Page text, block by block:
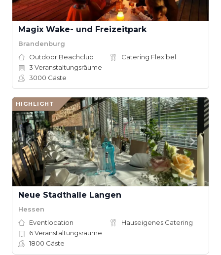
Magix Wake- und Freizeitpark
Brandenburg
Outdoor Beachclub
Catering Flexibel
3 Veranstaltungsräume
3000 Gäste
HIGHLIGHT
Neue Stadthalle Langen
Hessen
Eventlocation
Hauseigenes Catering
6Veranstaltungsräume
1800 Gäste